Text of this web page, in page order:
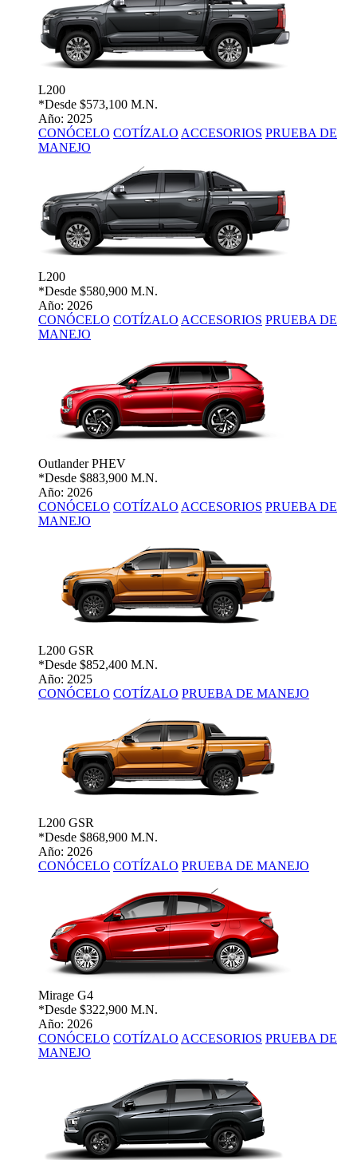
L200
*Desde $573,100 M.N.
Año: 2025
CONÓCELO COTÍZALO ACCESORIOS PRUEBA DE
MANEJO
L200
*Desde $580,900 M.N.
Año: 2026
CONÓCELO COTÍZALO ACCESORIOS PRUEBA DE
MANEJO
Outlander PHEV
*Desde $883,900 M.N.
Año: 2026
CONÓCELO COTÍZALO ACCESORIOS PRUEBA DE
MANEJO
L200 GSR
*Desde $852,400 M.N.
Año: 2025
CONÓCELO COTÍZALO PRUEBA DE MANEJO
L200 GSR
*Desde $868,900 M.N.
Año: 2026
CONÓCELO COTÍZALO PRUEBA DE MANEJO
Mirage G4
*Desde $322,900 M.N.
Año: 2026
CONÓCELO COTÍZALO ACCESORIOS PRUEBA DE
MANEJO